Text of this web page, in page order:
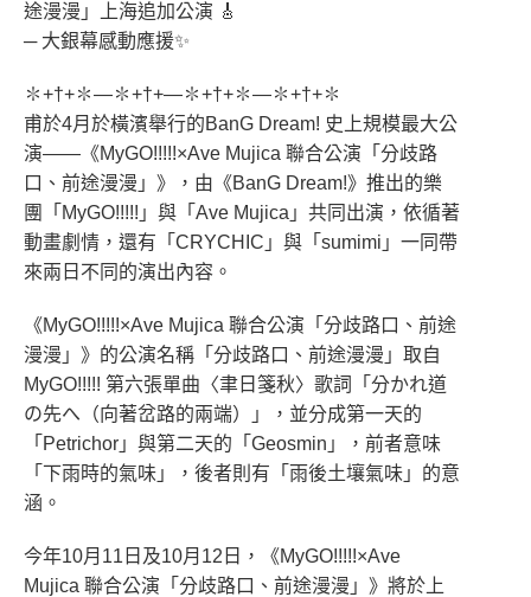
途漫漫」上海追加公演 🎸
─ 大銀幕感動應援✨
✽+†+✽―✽+†+—✽+†+✽―✽+†+✽
甫於4月於橫濱舉行的BanG Dream! 史上規模最大公
演——《MyGO!!!!!×Ave Mujica 聯合公演「分歧路
口、前途漫漫」》，由《BanG Dream!》推出的樂
團「MyGO!!!!!」與「Ave Mujica」共同出演，依循著
動畫劇情，還有「CRYCHIC」與「sumimi」一同帶
來兩日不同的演出內容。
《MyGO!!!!!×Ave Mujica 聯合公演「分歧路口、前途
漫漫」》的公演名稱「分歧路口、前途漫漫」取自
MyGO!!!!! 第六張單曲〈聿日箋秋〉歌詞「分かれ道
の先へ（向著岔路的兩端）」，並分成第一天的
「Petrichor」與第二天的「Geosmin」，前者意味
「下雨時的氣味」，後者則有「雨後土壤氣味」的意
涵。
今年10月11日及10月12日，《MyGO!!!!!×Ave
Mujica 聯合公演「分歧路口、前途漫漫」》將於上